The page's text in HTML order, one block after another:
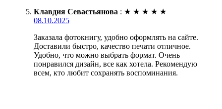
Клавдия Севастьянова : ★ ★ ★ ★ ★
08.10.2025
Заказала фотокнигу, удобно оформлять на сайте.
Доставили быстро, качество печати отличное.
Удобно, что можно выбрать формат. Очень
понравился дизайн, все как хотела. Рекомендую
всем, кто любит сохранять воспоминания.